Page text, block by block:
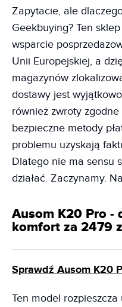
Zapytacie, ale
Geekbuying? Ten
wsparcie
Unii Europejskiej, a
magazynów
dostawy jest
również zwroty
bezpieczne metody
problemu uzyskają
Dlatego nie ma sensu
działać. Zaczynamy.
Ausom K20 Pro -
komfort za 2479
Sprawdź Ausom K20
Ten model